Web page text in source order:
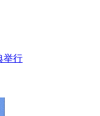
举行